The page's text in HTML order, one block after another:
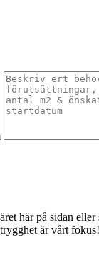
här på sidan
är vårt fokus!